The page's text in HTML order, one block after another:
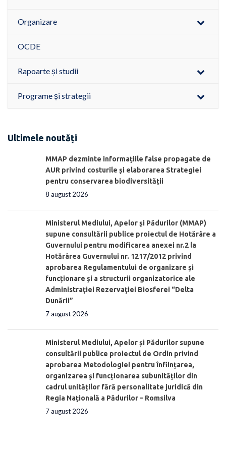
Organizare
OCDE
Rapoarte și studii
Programe și strategii
Ultimele noutăți
MMAP dezminte informațiile false propagate de
AUR privind costurile și elaborarea Strategiei
pentru conservarea biodiversității
8 august 2026
Ministerul Mediului, Apelor şi Pădurilor (MMAP)
supune consultării publice proiectul de Hotărâre a
Guvernului pentru modificarea anexei nr.2 la
Hotărârea Guvernului nr. 1217/2012 privind
aprobarea Regulamentului de organizare şi
funcționare și a structurii organizatorice ale
Administraţiei Rezervaţiei Biosferei “Delta
Dunării”
7 august 2026
Ministerul Mediului, Apelor și Pădurilor supune
consultării publice proiectul de Ordin privind
aprobarea Metodologiei pentru înființarea,
organizarea și funcționarea subunităților din
cadrul unităților fără personalitate juridică din
Regia Națională a Pădurilor – Romsilva
7 august 2026